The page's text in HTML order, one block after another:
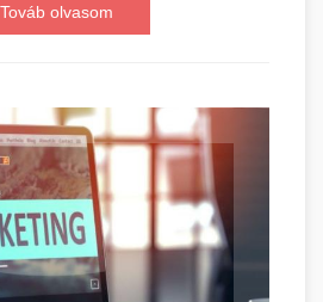
Továb olvasom